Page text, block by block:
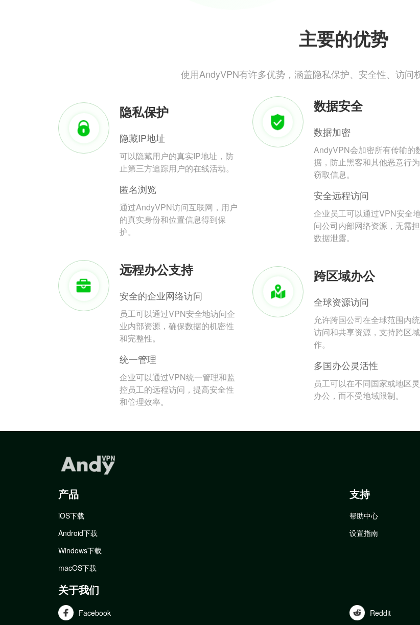
主要的优势
使用AndyVPN有许多优势，涵盖隐私保护、安全性、访问
隐私保护
隐藏IP地址
可以隐藏用户的真实IP地址，防
止第三方追踪用户的在线活动。
匿名浏览
通过AndyVPN访问互联网，用户
的真实身份和位置信息得到保
护。
数据安全
数据加密
AndyVPN会加密所有传输的
据，防止黑客和其他恶意行
窃取信息。
安全远程访问
企业员工可以通过VPN安全
问公司内部网络资源，无需
数据泄露。
远程办公支持
安全的企业网络访问
员工可以通过VPN安全地访问企
业内部资源，确保数据的机密性
和完整性。
统一管理
企业可以通过VPN统一管理和监
控员工的远程访问，提高安全性
和管理效率。
跨区域办公
全球资源访问
允许跨国公司在全球范围内
访问和共享资源，支持跨区
作。
多国办公灵活性
员工可以在不同国家或地区
办公，而不受地域限制。
产品
iOS下载
Android下载
Windows下载
macOS下载
支持
帮助中心
设置指南
关于我们
Facebook Reddit